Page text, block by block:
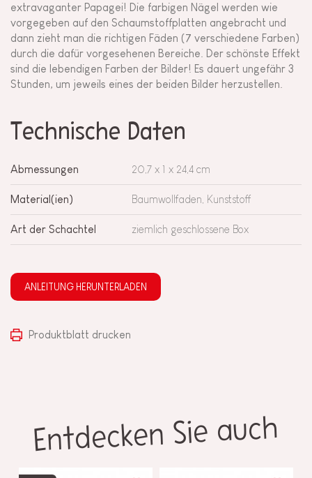
extravaganter Papagei! Die farbigen Nägel werden wie
vorgegeben auf den Schaumstoffplatten angebracht und
dann zieht man die richtigen Fäden (7 verschiedene Farben)
durch die dafür vorgesehenen Bereiche. Der schönste Effekt
sind die lebendigen Farben der Bilder! Es dauert ungefähr 3
Stunden, um jeweils eines der beiden Bilder herzustellen.
Technische Daten
Abmessungen 20,7 x 1 x 24,4 cm
Material(ien) Baumwollfaden, Kunststoff
Art der Schachtel ziemlich geschlossene Box
ANLEITUNG HERUNTERLADEN
Produktblatt drucken
Entdecken Sie auch